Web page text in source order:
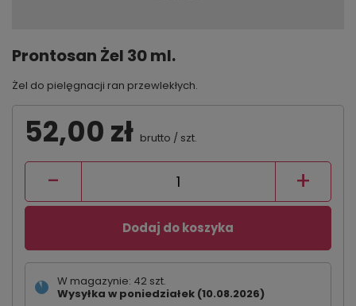
Prontosan Żel 30 ml.
Żel do pielęgnacji ran przewlekłych.
52,00 zł brutto / szt.
- +
Dodaj do koszyka
W magazynie: 42 szt.
Wysyłka w poniedziałek (10.08.2026)